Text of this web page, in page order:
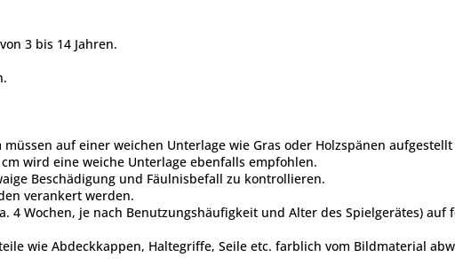
3 bis 14 Jahren.
auf einer weichen Unterlage wie Gras oder Holzspänen
wird eine weiche Unterlage ebenfalls empfohlen.
Beschädigung und Fäulnisbefall zu kontrollieren.
verankert werden.
4 Wochen, je nach Benutzungshäufigkeit und Alter des Spielgerätes)
wie Abdeckkappen, Haltegriffe, Seile etc. farblich vom Bildmaterial